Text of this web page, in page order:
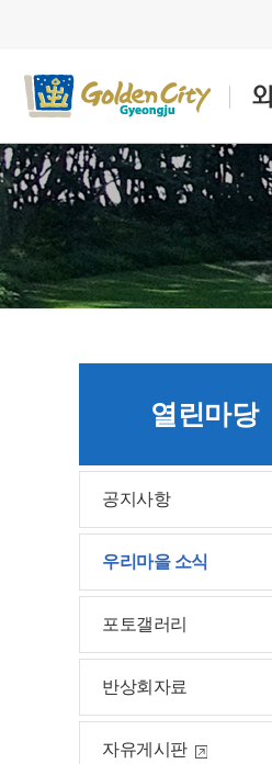
열린마당
공지사항
우리마을 소식
포토갤러리
반상회자료
자유게시판